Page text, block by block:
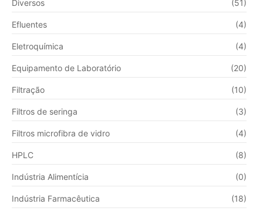
Diversos (51)
Efluentes (4)
Eletroquímica (4)
Equipamento de Laboratório (20)
Filtração (10)
Filtros de seringa (3)
Filtros microfibra de vidro (4)
HPLC (8)
Indústria Alimentícia (0)
Indústria Farmacêutica (18)